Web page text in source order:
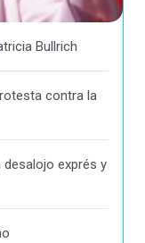
Bullrich
contra la
desalojo exprés y